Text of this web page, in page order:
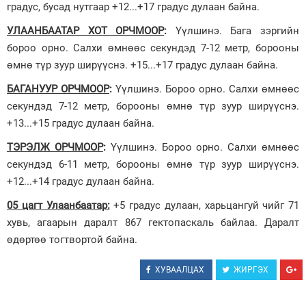
градус, бусад нутгаар +12...+17 градус дулаан байна.
УЛААНБААТАР ХОТ ОРЧМООР: Үүлшинэ. Бага зэргийн
бороо орно. Салхи өмнөөс секундэд 7-12 метр, борооны
өмнө түр зуур ширүүснэ. +15...+17 градус дулаан байна.
БАГАНУУР ОРЧМООР: Үүлшинэ. Бороо орно. Салхи өмнөөс
секундэд 7-12 метр, борооны өмнө түр зуур ширүүснэ.
+13...+15 градус дулаан байна.
ТЭРЭЛЖ ОРЧМООР: Үүлшинэ. Бороо орно. Салхи өмнөөс
секундэд 6-11 метр, борооны өмнө түр зуур ширүүснэ.
+12...+14 градус дулаан байна.
05 цагт Улаанбаатар:+5 градус дулаан, харьцангуй чийг 71
хувь, агаарын даралт 867 гектопаскаль байлаа. Даралт
өдөртөө тогтвортой байна.
ХУВААЛЦАХ ЖИРГЭХ